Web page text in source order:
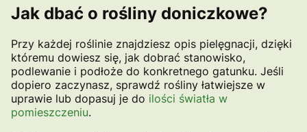
Jak dbać o rośliny doniczkowe?
Przy każdej roślinie znajdziesz opis pielęgnacji, dzięki
któremu dowiesz się, jak dobrać stanowisko,
podlewanie i podłoże do konkretnego gatunku. Jeśli
dopiero zaczynasz, sprawdź rośliny łatwiejsze w
uprawie lub dopasuj je do ilości światła w
pomieszczeniu.